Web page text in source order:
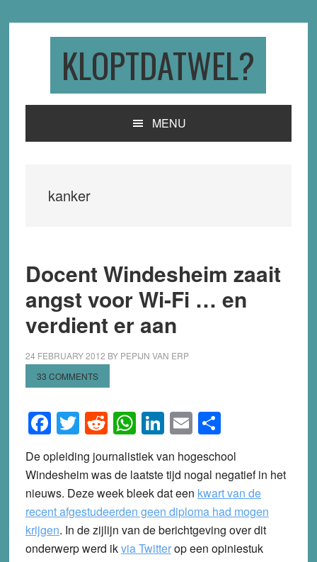
KLOPTDATWEL?
MENU
kanker
Docent Windesheim zaait
angst voor Wi-Fi … en
verdient er aan
24 FEBRUARY 2012 BY PEPIJN VAN ERP
33 COMMENTS
Facebook
Twitter
Reddit
WhatsApp
LinkedIn
EmailShare
De opleiding journalistiek van hogeschool
Windesheim was de laatste tijd nogal negatief in het
nieuws. Deze week bleek dat een kwart van de
recent afgestudeerden geen diploma had mogen
krijgen. In de zijlijn van de berichtgeving over dit
onderwerp werd ikvia Twitterop een opiniestuk